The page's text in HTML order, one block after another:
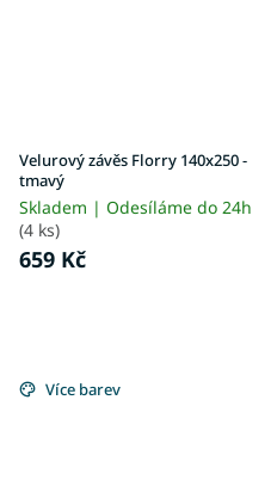
Velurový závěs Florry 140x250 -
tmavý
Skladem | Odesíláme do 24h
(4 ks)
659 Kč
Více barev